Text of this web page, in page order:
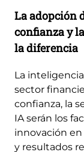
La adopción
confianza y
la diferencia
La
sector
confianza, la
IA serán los
innovación
y resultados